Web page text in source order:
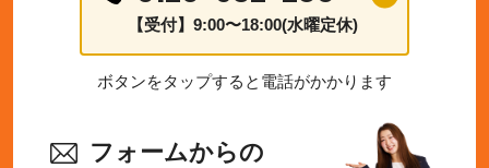
【受付】9:00〜18:00(水曜定休)
ボタンをタップすると電話がかかります
フォームからの